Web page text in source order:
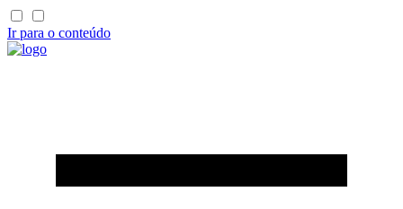
Ir para o conteúdo